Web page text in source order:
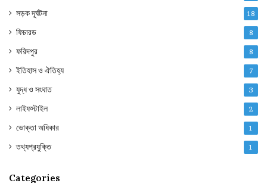
সড়ক দূর্ঘটনা 18
ফিচারড 8
ফরিদপুর 8
ইতিহাস ও ঐতিহ্য 7
যুদ্ধ ও সংঘাত 3
লাইফস্টাইল 2
ভোক্তা অধিকার 1
তথ্যপ্রযুক্তি 1
Categories